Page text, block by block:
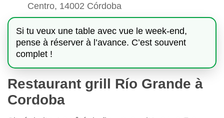
Centro, 14002 Córdoba
Si tu veux une table avec vue le week-end,
pense à réserver à l’avance. C’est souvent
complet !
Restaurant grill Río Grande à
Cordoba